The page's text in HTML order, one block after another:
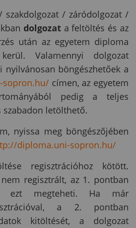
szakdolgozat / záródolgozat /
dolgozata feltöltés és az
után az egyetem diploma
Valamennyi dolgozat
böngészhetőek a
címen, az egyetem
pedig a teljes
szabadon letölthető.
nyissa meg böngészőjében
diploma.uni-sopron.hu/
regisztrációhoz kötött.
regisztrált, az 1. pontban
ezt megteheti. Ha már
a 2. pontban
kitöltését, a dolgozat